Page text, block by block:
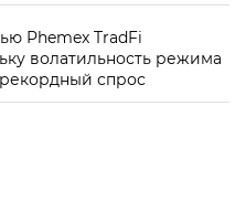
Phemex TradFi
волатильность режима
спрос